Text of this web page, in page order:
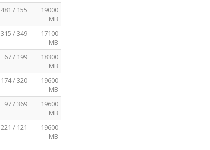
481 / 155
19000
MB
315 / 349
17100
MB
67 / 199
18300
MB
174 / 320
19600
MB
97 / 369
19600
MB
221 / 121
19600
MB